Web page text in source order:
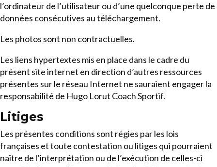
l’ordinateur de l’utilisateur ou d’une quelconque perte de
données consécutives au téléchargement.
Les photos sont non contractuelles.
Les liens hypertextes mis en place dans le cadre du
présent site internet en direction d’autres ressources
présentes sur le réseau Internet ne sauraient engager la
responsabilité de Hugo Lorut Coach Sportif.
Litiges
Les présentes conditions sont régies par les lois
françaises et toute contestation ou litiges qui pourraient
naître de l’interprétation ou de l’exécution de celles-ci